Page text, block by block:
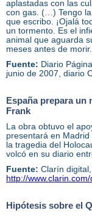
aplastadas con las
con gas. (…) Tengo
que escribo. ¡Ojalá
un tormento. Es el
animal que aguarda
meses antes de morir.
Fuente: Diario
junio de 2007, diario
España prepara un
Frank
La obra obtuvo el
presentará en
la tragedia del
volcó en su diario
Fuente: Clarín
http://
Hipótesis sobre el